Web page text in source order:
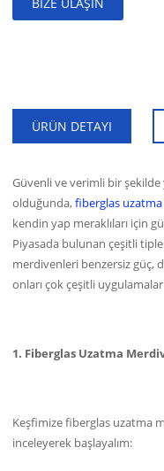
ÜRÜN DETAYI
Güvenli ve verimli bir
olduğunda,fiberglas
kendin yap meraklıları için
Piyasada bulunan çeşitli
merdivenleri benzersiz güç,
onları çok çeşitli
1. Fiberglas Uzatma
Keşfimize fiberglas uzatma
inceleyerek başlayalım: